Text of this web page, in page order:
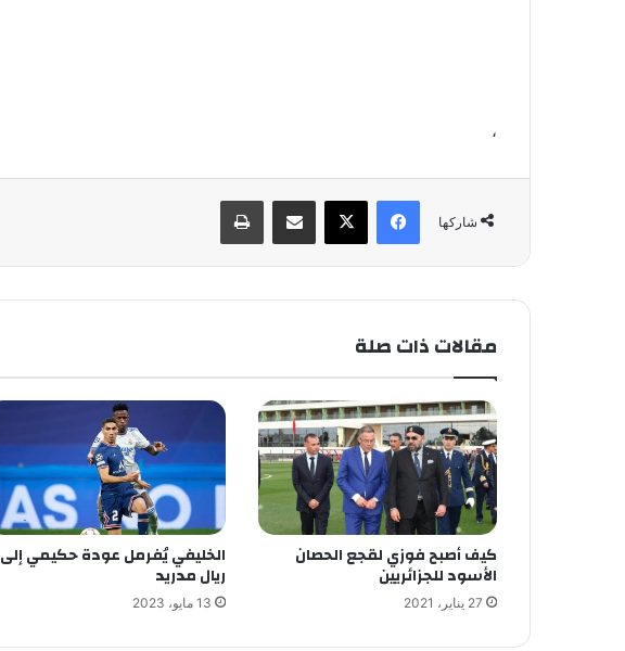
،
شاركها
فيسبوك
مقالات ذات صلة
كيف أصبح فوزي لقجع الحصان
الأسود للجزائريين
27 يناير، 2021
الخليفي يُفرمل عودة حكيمي إلى
ريال مدريد
13 مايو، 2023